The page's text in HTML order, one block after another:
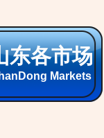
乌小商品
Small Commodities